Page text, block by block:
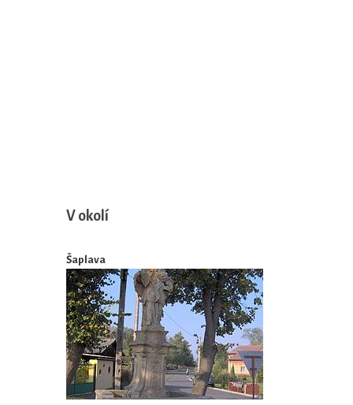
V okolí
Šaplava